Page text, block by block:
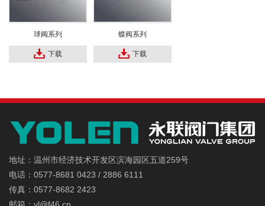
球阀系列
下载
蝶阀系列
下载
地址：温州市经济技术开发区滨海园区五道259号
电话：0577-8681 0423 / 2886 6111
传真：0577-8682 2423